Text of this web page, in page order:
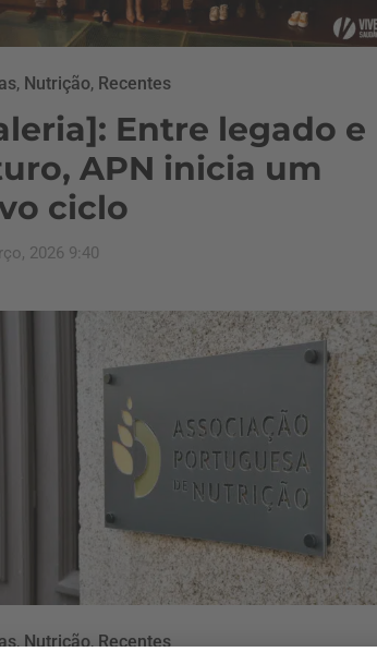
, Nutrição, Recentes
Entre legado e
APN inicia um
ciclo
2026 9:40
,Nutrição,Recentes